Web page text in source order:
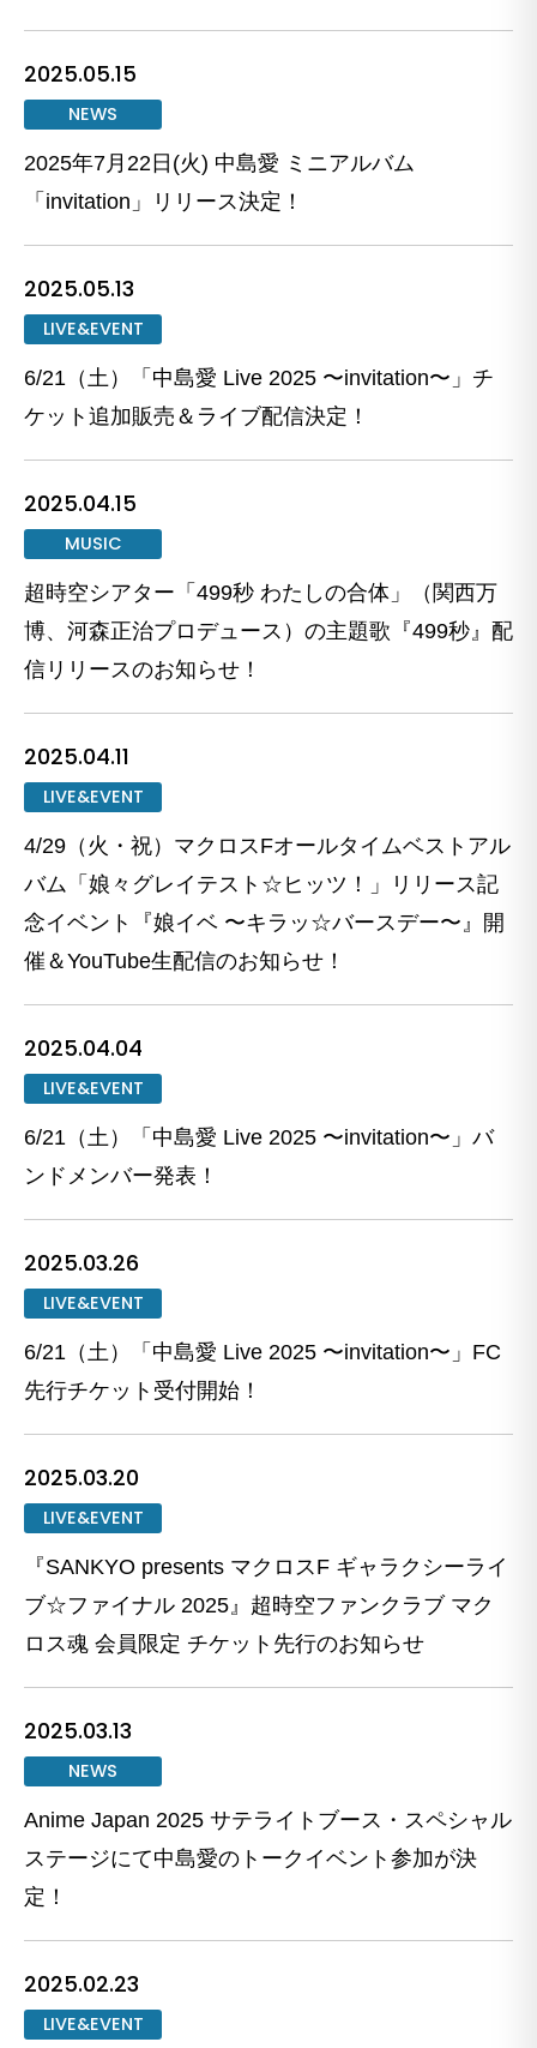
2025.05.15
NEWS
2025年7月22日(火) 中島愛 ミニアルバム
「invitation」リリース決定！
2025.05.13
LIVE&EVENT
6/21（土）「中島愛 Live 2025 〜invitation〜」チ
ケット追加販売＆ライブ配信決定！
2025.04.15
MUSIC
超時空シアター「499秒 わたしの合体」（関西万
博、河森正治プロデュース）の主題歌『499秒』配
信リリースのお知らせ！
2025.04.11
LIVE&EVENT
4/29（火・祝）マクロスFオールタイムベストアル
バム「娘々グレイテスト☆ヒッツ！」リリース記
念イベント『娘イベ 〜キラッ☆バースデー〜』開
催＆YouTube生配信のお知らせ！
2025.04.04
LIVE&EVENT
6/21（土）「中島愛 Live 2025 〜invitation〜」バ
ンドメンバー発表！
2025.03.26
LIVE&EVENT
6/21（土）「中島愛 Live 2025 〜invitation〜」FC
先行チケット受付開始！
2025.03.20
LIVE&EVENT
『SANKYO presents マクロスF ギャラクシーライ
ブ☆ファイナル 2025』超時空ファンクラブ マク
ロス魂 会員限定 チケット先行のお知らせ
2025.03.13
NEWS
Anime Japan 2025 サテライトブース・スペシャル
ステージにて中島愛のトークイベント参加が決
定！
2025.02.23
LIVE&EVENT